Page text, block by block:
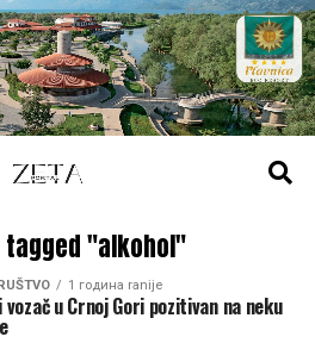
"alkohol"
1 година ranije
u Crnoj Gori pozitivan na neku